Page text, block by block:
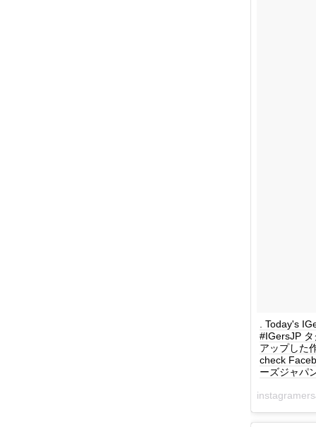
. Today's
#IGersJP
アップした
check
ーズジャパ